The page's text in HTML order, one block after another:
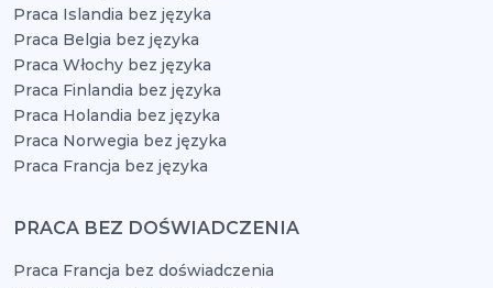
Praca Islandia bez języka
Praca Belgia bez języka
Praca Włochy bez języka
Praca Finlandia bez języka
Praca Holandia bez języka
Praca Norwegia bez języka
Praca Francja bez języka
PRACA BEZ DOŚWIADCZENIA
Praca Francja bez doświadczenia